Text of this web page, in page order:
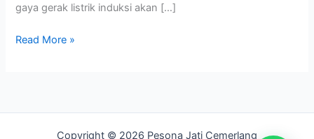
gaya gerak listrik induksi akan […]
Read More »
Copyright © 2026 Pesona Jati Cemerlang